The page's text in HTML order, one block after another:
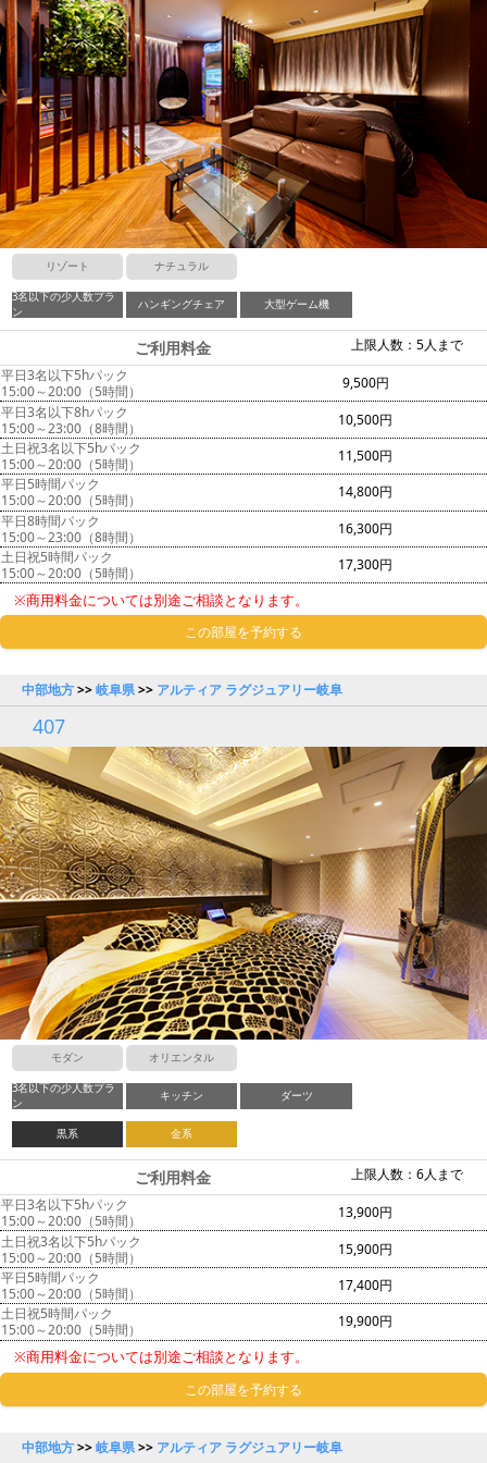
リゾート ナチュラル
3名以下の少人数プラ
ン
ハンギングチェア 大型ゲーム機
上限人数：5人まで
ご利用料金
平日3名以下5hパック
15:00～20:00（5時間）
9,500円
平日3名以下8hパック
15:00～23:00（8時間）
10,500円
土日祝3名以下5hパック
15:00～20:00（5時間）
11,500円
平日5時間パック
15:00～20:00（5時間）
14,800円
平日8時間パック
15:00～23:00（8時間）
16,300円
土日祝5時間パック
15:00～20:00（5時間）
17,300円
※商用料金については別途ご相談となります。
この部屋を予約する
中部地方>>岐阜県>> アルティア ラグジュアリー岐阜
407
モダン オリエンタル
3名以下の少人数プラ
ン
キッチン ダーツ
黒系 金系
上限人数：6人まで
ご利用料金
平日3名以下5hパック
15:00～20:00（5時間）
13,900円
土日祝3名以下5hパック
15:00～20:00（5時間）
15,900円
平日5時間パック
15:00～20:00（5時間）
17,400円
土日祝5時間パック
15:00～20:00（5時間）
19,900円
※商用料金については別途ご相談となります。
この部屋を予約する
中部地方>>岐阜県>> アルティア ラグジュアリー岐阜